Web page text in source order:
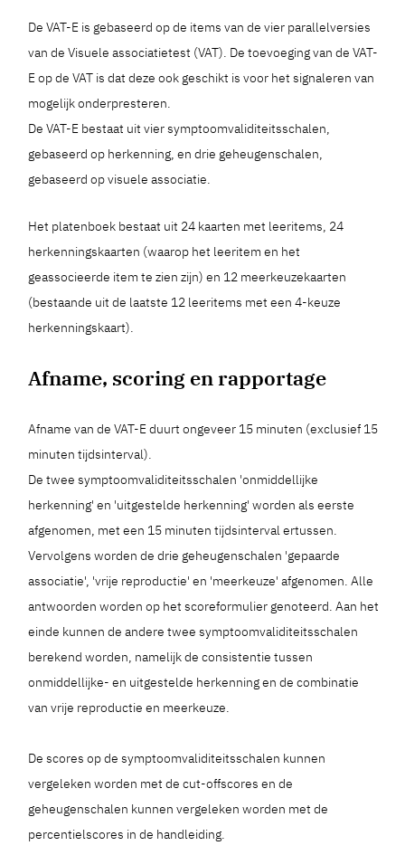
De VAT-E is gebaseerd op de items van de vier parallelversies
van de Visuele associatietest (VAT). De toevoeging van de VAT-
E op de VAT is dat deze ook geschikt is voor het signaleren van
mogelijk onderpresteren.
De VAT-E bestaat uit vier symptoomvaliditeitsschalen,
gebaseerd op herkenning, en drie geheugenschalen,
gebaseerd op visuele associatie.
Het platenboek bestaat uit 24 kaarten met leeritems, 24
herkenningskaarten (waarop het leeritem en het
geassocieerde item te zien zijn) en 12 meerkeuzekaarten
(bestaande uit de laatste 12 leeritems met een 4-keuze
herkenningskaart).
Afname, scoring en rapportage
Afname van de VAT-E duurt ongeveer 15 minuten (exclusief 15
minuten tijdsinterval).
De twee symptoomvaliditeitsschalen 'onmiddellijke
herkenning' en 'uitgestelde herkenning' worden als eerste
afgenomen, met een 15 minuten tijdsinterval ertussen.
Vervolgens worden de drie geheugenschalen 'gepaarde
associatie', 'vrije reproductie' en 'meerkeuze' afgenomen. Alle
antwoorden worden op het scoreformulier genoteerd. Aan het
einde kunnen de andere twee symptoomvaliditeitsschalen
berekend worden, namelijk de consistentie tussen
onmiddellijke- en uitgestelde herkenning en de combinatie
van vrije reproductie en meerkeuze.
De scores op de symptoomvaliditeitsschalen kunnen
vergeleken worden met de cut-offscores en de
geheugenschalen kunnen vergeleken worden met de
percentielscores in de handleiding.